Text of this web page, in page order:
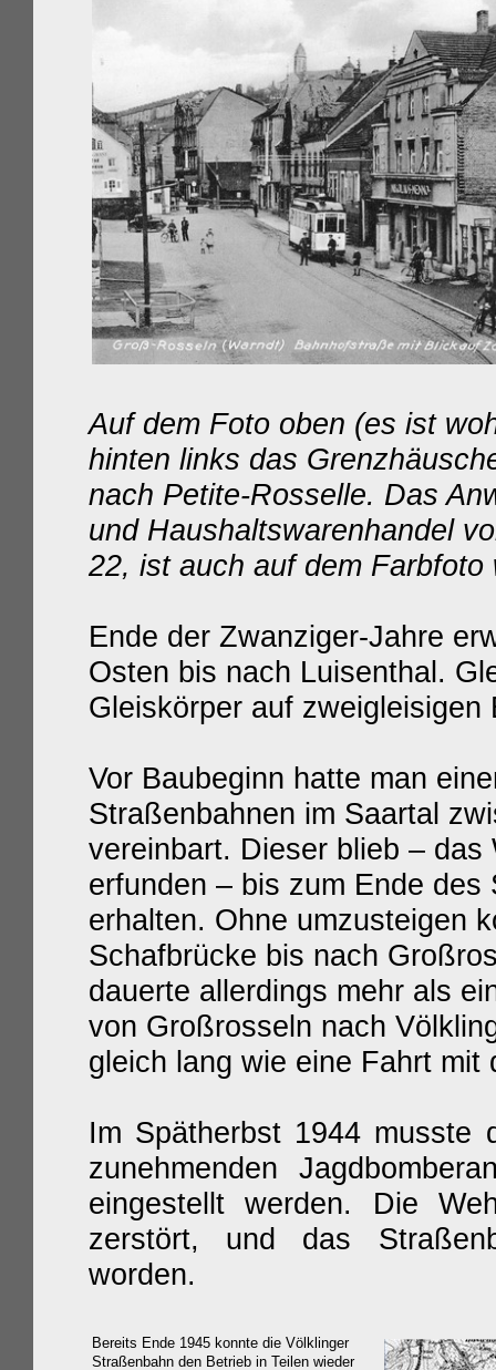
Auf dem Foto oben (es ist
hinten links das
nach Petite-Rosselle. Das
und Haushaltswarenhandel
22, ist auch auf dem
Ende der Zwanziger-Jahre
Osten bis nach Luisenthal.
Gleiskörper auf zweigleisigen
Vor Baubeginn hatte man
Straßenbahnen im Saartal
vereinbart. Dieser blieb – das
erfunden – bis zum Ende
erhalten. Ohne umzusteigen
Schafbrücke bis nach
dauerte allerdings mehr als
von Großrosseln nach
gleich lang wie eine Fahrt
Im Spätherbst 1944 musste
zunehmenden
eingestellt werden. Die
zerstört, und das
worden.
Bereits Ende 1945 konnte die Völklinger
Straßenbahn den Betrieb in Teilen wieder